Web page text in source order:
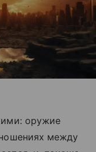
оружие
между